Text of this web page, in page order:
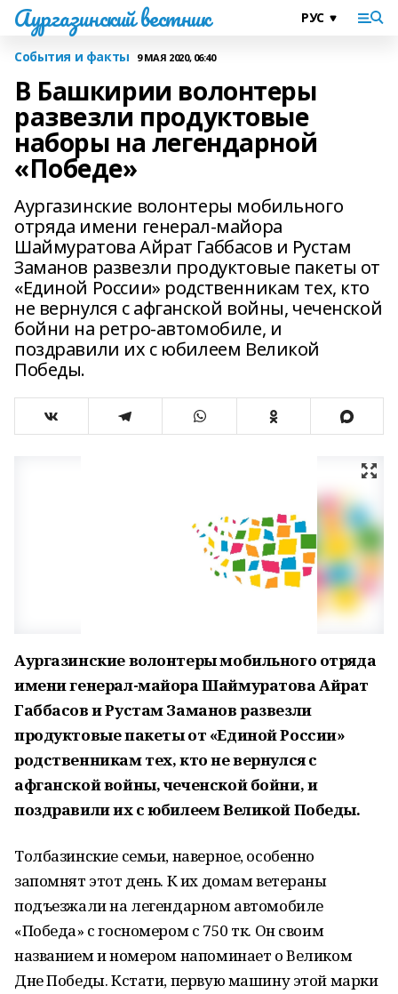
Аургазинский вестник
События и факты 9 МАЯ 2020, 06:40
В Башкирии волонтеры
развезли продуктовые
наборы на легендарной
«Победе»
Аургазинские волонтеры мобильного
отряда имени генерал-майора
Шаймуратова Айрат Габбасов и Рустам
Заманов развезли продуктовые пакеты от
«Единой России» родственникам тех, кто
не вернулся с афганской войны, чеченской
бойни на ретро-автомобиле, и
поздравили их с юбилеем Великой
Победы.
Аургазинские волонтеры мобильного отряда
имени генерал-майора Шаймуратова Айрат
Габбасов и Рустам Заманов развезли
продуктовые пакеты от «Единой России»
родственникам тех, кто не вернулся с
афганской войны, чеченской бойни, и
поздравили их с юбилеем Великой Победы.
Толбазинские семьи, наверное, особенно
запомнят этот день. К их домам ветераны
подъезжали на легендарном автомобиле
«Победа» с госномером с 750 тк. Он своим
названием и номером напоминает о Великом
Дне Победы. Кстати, первую машину этой марки